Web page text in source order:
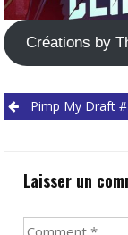
Créations by
PostPimp My Draft
Laisser un